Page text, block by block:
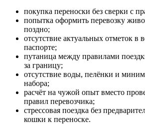
покупка переноски без сверки с
попытка оформить перевозку
поздно;
отсутствие актуальных отметок в
паспорте;
путаница между правилами
за границу;
отсутствие воды, пелёнки и
набора;
расчёт на чужой опыт вместо
правил перевозчика;
стрессовая поездка без
кошки к переноске.